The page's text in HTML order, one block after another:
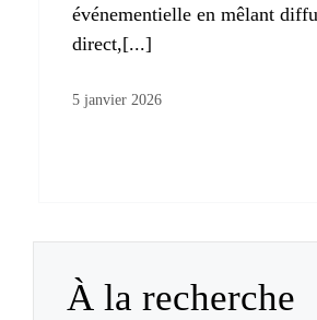
événementielle en mêlant
direct,[...]
5 janvier 2026
À la recherche